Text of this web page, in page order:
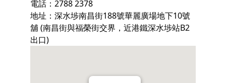
電話：2788 2378
地址：深水埗南昌街188號華麗廣場地下10號
舖 (南昌街與福榮街交界，近港鐵深水埗站B2
出口)